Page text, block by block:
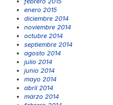
enero 2015
diciembre 2014
noviembre 2014
octubre 2014
septiembre 2014
agosto 2014
julio 2014
junio 2014
mayo 2014
abril 2014
marzo 2014